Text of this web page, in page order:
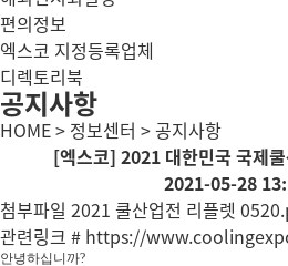
편의정보
엑스코 지정등록업체
디렉토리북
공지사항
HOME > 정보센터 > 공지사항
[엑스코] 2021 대한민국 국제
2021-05-28
첨부파일 2021 쿨산업전 리플렛
관련링크 # https://
안녕하십니까?